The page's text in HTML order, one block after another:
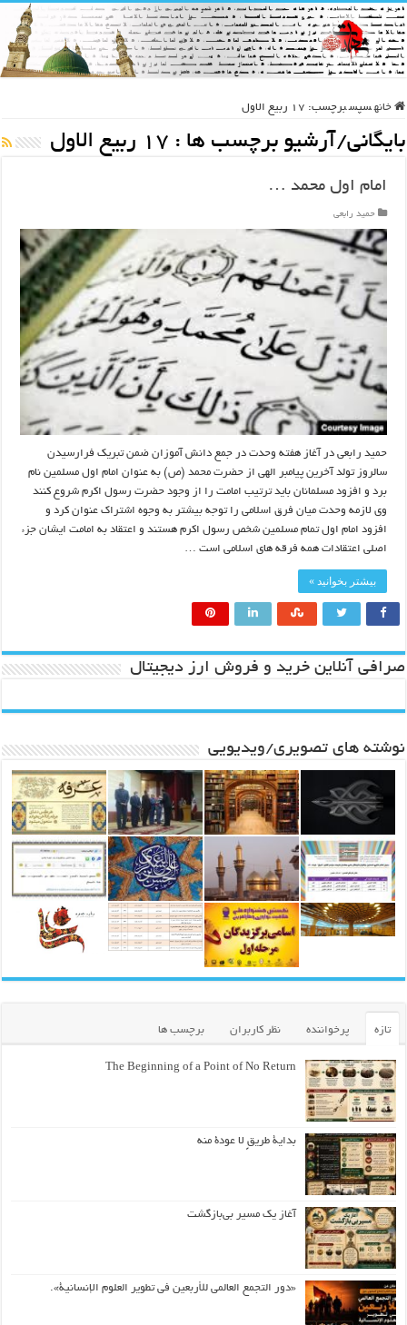
خانه سپس برچسب: 17 ربیع الاول
بایگانی/آرشیو برچسب ها : 17 ربیع الاول
امام اول محمد …
حمید رابعی
حمید رابعی در آغاز هفته وحدت در جمع دانش آموزان ضمن تبریک فرارسیدن
سالروز تولد آخرین پیامبر الهی از حضرت محمد (ص) به عنوان امام اول مسلمین نام
برد و افزود مسلمانان باید ترتیب امامت را از وجود حضرت رسول اکرم شروع کنند
وی لازمه وحدت میان فرق اسلامی را توجه بیشتر به وجوه اشتراک عنوان کرد و
افزود امام اول تمام مسلمین شخص رسول اکرم هستند و اعتقاد به امامت ایشان جزء
اصلی اعتقادات همه فرقه های اسلامی است …
بیشتر بخوانید »
صرافی آنلاین خرید و فروش ارز دیجیتال
نوشته های تصویری/ویدیویی
تازه پرخواننده نظر کاربران برچسب ها
The Beginning of a Point of No Return
بداية طريقٍ لا عودة منه
آغاز یک مسیر بی‌بازگشت
«دور التجمع العالمي للأربعين في تطوير العلوم الإنسانية».